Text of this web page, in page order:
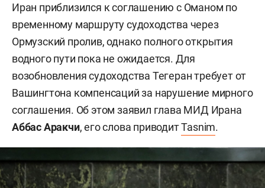
Иран приблизился к соглашению с Оманом по
временному маршруту судоходства через
Ормузский пролив, однако полного открытия
водного пути пока не ожидается. Для
возобновления судоходства Тегеран требует от
Вашингтона компенсаций за нарушение мирного
соглашения. Об этом заявил глава МИД Ирана
Аббас Аракчи, его слова приводитTasnim.